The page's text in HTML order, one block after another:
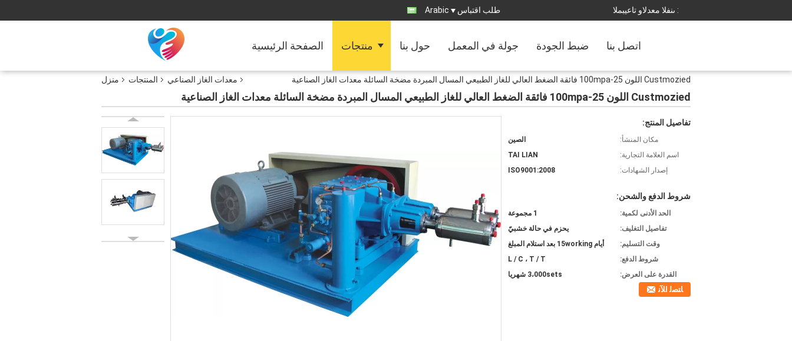
المبيعات والدعم الفنى : طلب اقتباس Arabic
الصفحة الرئيسية منتجات حول بنا جولة في المعمل ضبط الجودة اتصل بنا
منزل المنتجات معدات الغاز الصناعي Custmozied اللون 25-100mpa فائقة الضغط العالي للغاز الطبيعي المسال المبردة مضخة السائلة معدات الغاز الصناعية
Custmozied اللون 25-100mpa فائقة الضغط العالي للغاز الطبيعي المسال المبردة مضخة السائلة معدات الغاز الصناعية
تفاصيل المنتج:
مكان المنشأ:
الصين
اسم العلامة التجارية:
TAI LIAN
إصدار الشهادات:
ISO9001:2008
شروط الدفع والشحن:
الحد الأدنى لكمية:
1 مجموعة
تفاصيل التغليف:
يحزم في حالة خشبيّ
وقت التسليم:
أيام 15working بعد استلام المبلغ
شروط الدفع:
L / C ، T / T
القدرة على العرض:
3،000sets شهريا
ﺎﺘﺼﻟ ﺍﻶﻧ